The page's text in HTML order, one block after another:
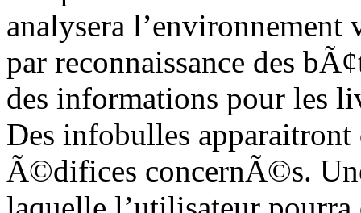
analysera
par reconnaissance des
des informations pour les
Des infobulles
Ã©difices concernÃ©s.